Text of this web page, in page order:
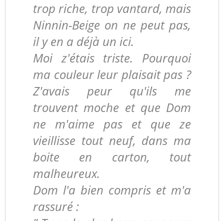
trop riche, trop vantard, mais
Ninnin-Beige on ne peut pas,
il y en a déjà un ici.
Moi z'étais triste. Pourquoi
ma couleur leur plaisait pas ?
Z'avais peur qu'ils me
trouvent moche et que Dom
ne m'aime pas et que ze
vieillisse tout neuf, dans ma
boite en carton, tout
malheureux.
Dom l'a bien compris et m'a
rassuré :